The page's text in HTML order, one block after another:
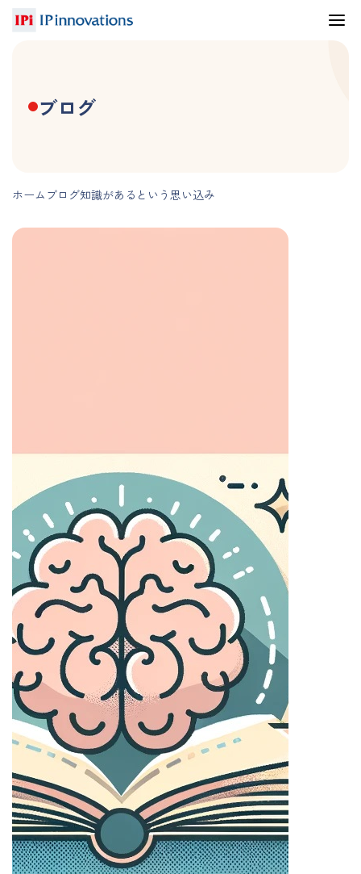
ブログ
ホーム ブログ知識があるという思い込み